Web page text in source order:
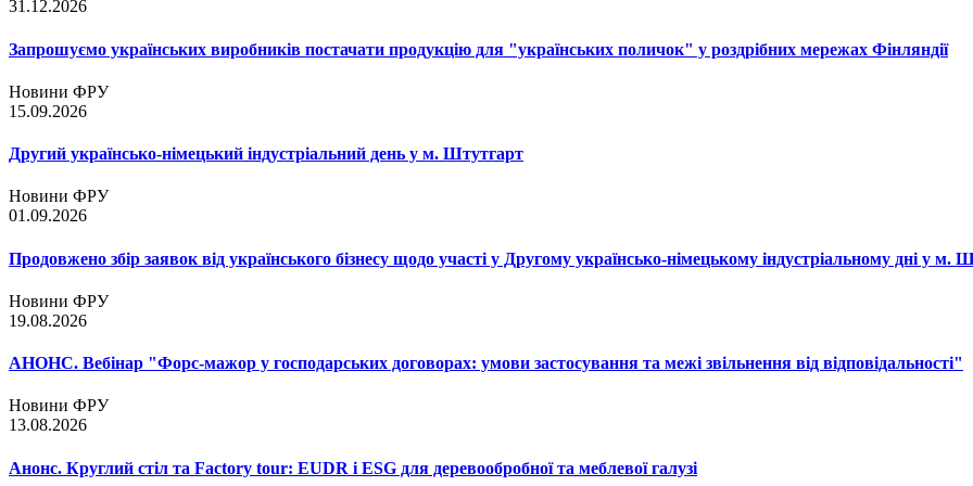
31.12.2026
Запрошуємо українських виробників постачати продукцію для "українських поличок" у роздрібних мережах Фінляндії
Новини ФРУ
15.09.2026
Другий українсько-німецький індустріальний день у м. Штутгарт
Новини ФРУ
01.09.2026
Продовжено збір заявок від українського бізнесу щодо участі у Другому українсько-німецькому індустріальному дні у м.
Новини ФРУ
19.08.2026
АНОНС. Вебінар "Форс-мажор у господарських договорах: умови застосування та межі звільнення від відповідальності"
Новини ФРУ
13.08.2026
Анонс. Круглий стіл та Factory tour: EUDR і ESG для деревообробної та меблевої галузі